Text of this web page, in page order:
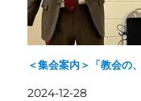
＜集会案内＞「教会の
2024-12-28